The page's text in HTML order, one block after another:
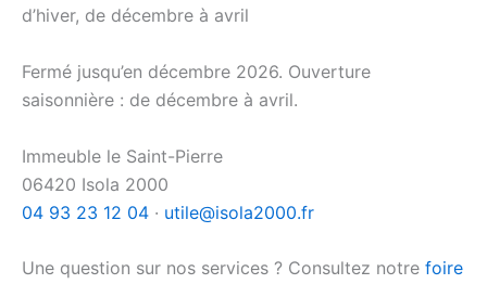
d’hiver, de décembre à avril
Fermé jusqu’en décembre 2026. Ouverture
saisonnière : de décembre à avril.
Immeuble le Saint-Pierre
06420 Isola 2000
04 93 23 12 04 · utile@isola2000.fr
Une question sur nos services ? Consultez notre foire